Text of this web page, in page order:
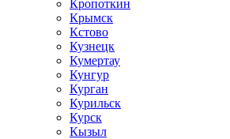
Кропоткин
Крымск
Кстово
Кузнецк
Кумертау
Кунгур
Курган
Курильск
Курск
Кызыл